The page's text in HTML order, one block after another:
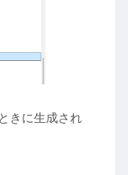
きに生成され